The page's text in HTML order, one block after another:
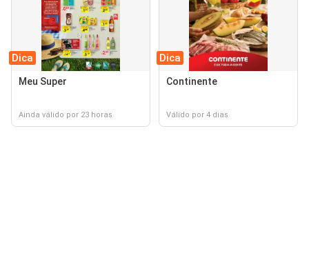
Dica
Meu Super
Ainda válido por 23 horas
Dica
Continente
Válido por 4 dias